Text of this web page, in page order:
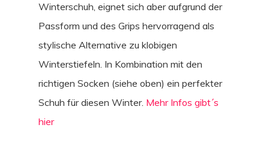
Winterschuh, eignet sich aber aufgrund der
Passform und des Grips hervorragend als
stylische Alternative zu klobigen
Winterstiefeln. In Kombination mit den
richtigen Socken (siehe oben) ein perfekter
Schuh für diesen Winter. Mehr Infos gibt´s
hier